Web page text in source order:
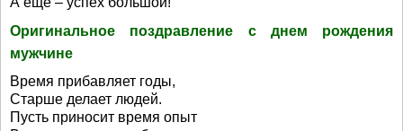
Оригинальное поздравление с днем рождения
мужчине
Время прибавляет годы,
Старше делает людей.
Пусть приносит время опыт